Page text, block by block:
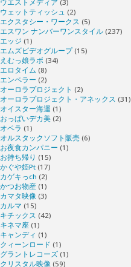
ウエストメディア (3)
ウェットティッシュ (2)
エクスタシー・ワークス (5)
エスワン ナンバーワンスタイル (237)
エッジ (1)
エムズビデオグループ(15)
えむっ娘ラボ (34)
エロタイム (8)
エンペラー (2)
オーロラプロジェクト (2)
オーロラプロジェクト・アネックス (31)
オイスター海運 (1)
おっぱいデカ美 (2)
オペラ (1)
オルスタックソフト販売 (6)
お夜食カンパニー (1)
お持ち帰り (15)
かぐや姫Pt (17)
カゲキっch (2)
かつお物産 (1)
カマタ映像 (3)
カルマ (15)
キチックス (42)
キネマ座 (1)
キャンディ (1)
クィーンロード (1)
グラントレコーズ (1)
クリスタル映像 (59)